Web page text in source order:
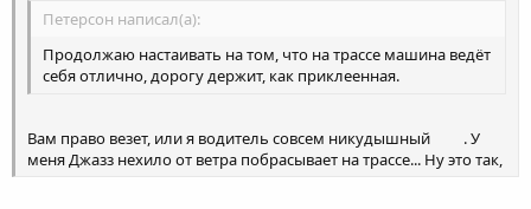
Петерсон написал(а):
Продолжаю настаивать на том, что на трассе машина ведёт
себя отлично, дорогу держит, как приклеенная.
Вам право везет, или я водитель совсем никудышный
. У
меня Джазз нехило от ветра побрасывает на трассе... Ну это так,